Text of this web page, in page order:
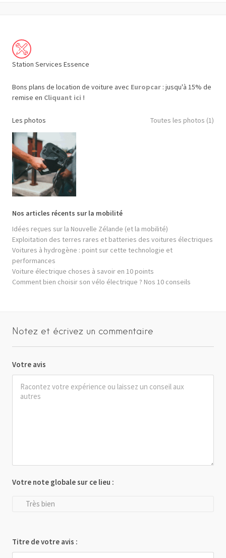
Station Services Essence
Bons plans de location de voiture avec Europcar : jusqu'à 15% de
remise en Cliquant ici !
Les photos Toutes les photos (1)
Nos articles récents sur la mobilité
Idées reçues sur la Nouvelle Zélande (et la mobilité)
Exploitation des terres rares et batteries des voitures électriques
Voitures à hydrogène : point sur cette technologie et
performances
Voiture électrique choses à savoir en 10 points
Comment bien choisir son vélo électrique ? Nos 10 conseils
Notez et écrivez un commentaire
Votre avis
Votre note globale sur ce lieu :
Très bien
Titre de votre avis :